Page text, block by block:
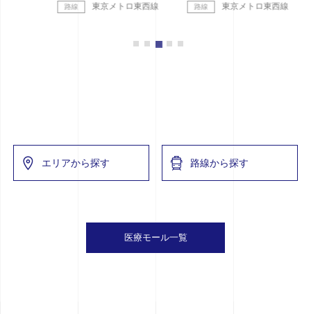
東京メトロ東西線
東京メトロ東西線
エリアから探す 路線から探す
医療モール一覧